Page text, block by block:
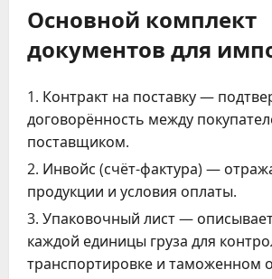
Основной комплект
документов для
Контракт на поставку —
договорённость между
поставщиком.
Инвойс (счёт-фактура) —
продукции и условия оплаты.
Упаковочный лист —
каждой единицы груза для
транспортировке и таможенном